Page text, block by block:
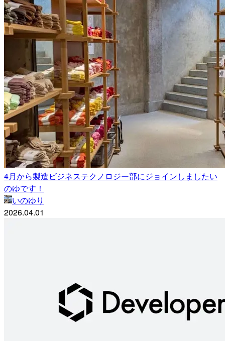
4月から製造ビジネステクノロジー部にジョインしましたい
のゆです！
いのゆり
2026.04.01